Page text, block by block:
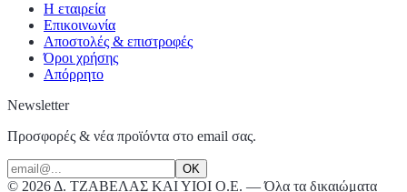
Η εταιρεία
Επικοινωνία
Αποστολές & επιστροφές
Όροι χρήσης
Απόρρητο
Newsletter
Προσφορές & νέα προϊόντα στο email σας.
OK
© 2026 Δ. ΤΖΑΒΕΛΑΣ ΚΑΙ ΥΙΟΙ Ο.Ε. —Όλα τα δικαιώματα